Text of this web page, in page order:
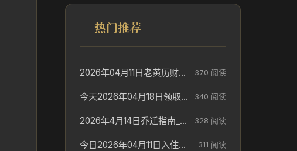
热门推荐
2026年04月11日老黄历财神方位_财神方位与供奉讲究 370 阅读
今天2026年04月18日领取结婚证老黄历不适合吗_领证日期参考 340 阅读
2026年4月14日乔迁指南_搬家择日参考 328 阅读
今日2026年04月11日入住新居老黄历不适宜吗_搬家择日参考 311 阅读